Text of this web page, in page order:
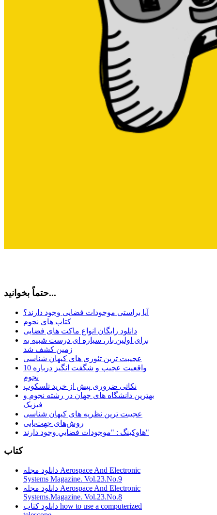
حتماً بخوانید...
آیا براستی موجودات فضایی وجود دارند؟
کتاب های نجوم
دانلود رایگان انواع ماکت های فضایی
برای اولین بار، سیاره ای درست شبیه به
زمین کشف شد
عجیبت ترین تئوری های کیهان شناسی
10 واقعیت عجیب و شگفت انگیز درباره
نجوم
نکاتی ضروری پیش از خرید تلسکوپ
بهترین دانشگاه های جهان در رشته نجوم و
فیزیک
عجیبت ترین نظریه های کیهان شناسی
روش‌های جهت‌یابی
هاوكينگ : "موجودات فضايي وجود دارند"
کتاب
دانلود مجله Aerospace And Electronic
Systems Magazine. Vol.23.No.9
دانلود مجله Aerospace And Electronic
Systems.Magazine. Vol.23.No.8
دانلود کتاب how to use a computerized